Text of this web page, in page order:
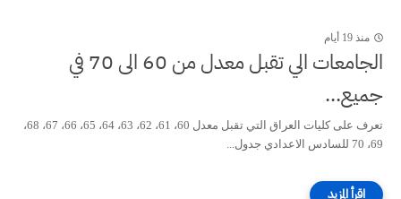
منذ 19 أيام
الجامعات الي تقبل معدل من 60 الى 70 في
جميع...
تعرف على كليات العراق التي تقبل معدل 60، 61، 62، 63، 64، 65، 66، 67، 68،
69، 70 للسادس الاعدادي جدول...